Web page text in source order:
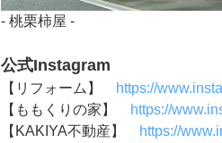
- 桃栗柿屋 -
公式Instagram
【リフォーム】
https://
【ももくりの家】
https://
【KAKIYA不動産】
https://